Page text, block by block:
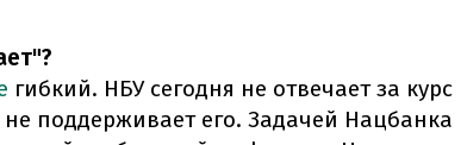
гибкий. НБУ сегодня не отвечает за курс
поддерживает его. Задачей Нацбанка